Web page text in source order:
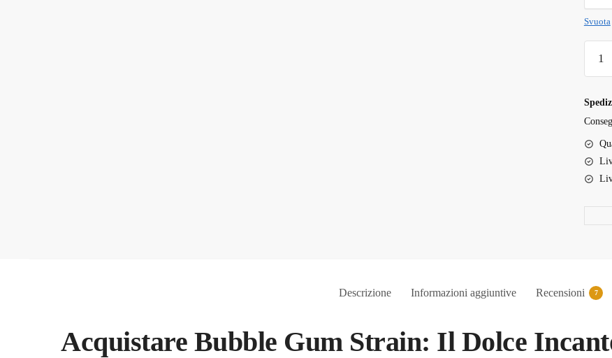
Svuota
Gum
Descrizione Informazioni aggiuntive Recensioni 7
Acquistare Bubble Gum Strain: Il Dolce